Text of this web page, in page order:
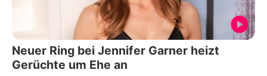
Neuer Ring bei Jennifer Garner heizt
Gerüchte um Ehe an